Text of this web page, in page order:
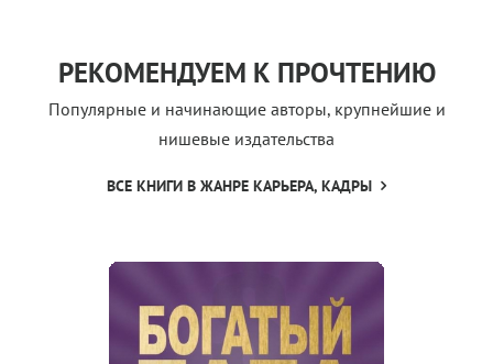
РЕКОМЕНДУЕМ К ПРОЧТЕНИЮ
Популярные и начинающие авторы, крупнейшие и
нишевые издательства
ВСЕ КНИГИ В ЖАНРЕ КАРЬЕРА, КАДРЫ